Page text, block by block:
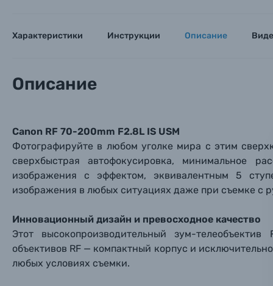
Тема
Тема
Фотокамеры моментальной печати
Вспышки для фотоаппаратов
Аксессуары для фото и видеокамер
Электроника
Вами с
Имя*
Характеристики Инструкции Описание
Описание
Canon RF 70-200mm F2.8L IS USM
Фотографируйте в любом уголке мира с этим
сверхбыстрая автофокусировка, минимальное
изображения с эффектом, эквивалентным 5
изображения в любых ситуациях даже при съемке с
Инновационный дизайн и превосходное качество
Этот высокопроизводительный зум-
объективов RF — компактный корпус и
любых условиях съемки.
Тема